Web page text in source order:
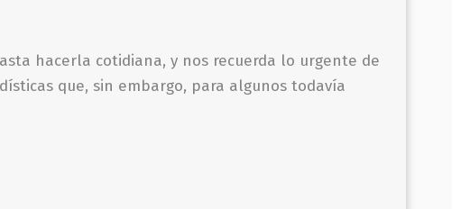
hacerla cotidiana, y nos recuerda lo urgente de
que, sin embargo, para algunos todavía